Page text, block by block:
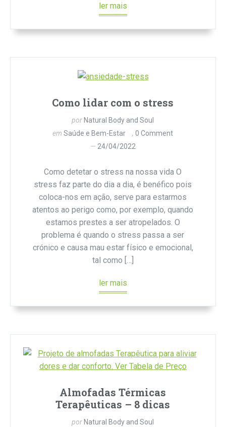
ler mais
Como lidar com o stress
por Natural Body and Soul
emSaúde e Bem-Estar
0 Comment
24/04/2022
Como detetar o stress na nossa vida O
stress faz parte do dia a dia, é benéfico pois
coloca-nos em ação, serve para estarmos
atentos ao perigo como, por exemplo, quando
estamos prestes a ser atropelados. O
problema é quando o stress passa a ser
crónico e causa mau estar físico e emocional,
tal como […]
ler mais
Almofadas Térmicas
Terapêuticas – 8 dicas
por Natural Body and Soul